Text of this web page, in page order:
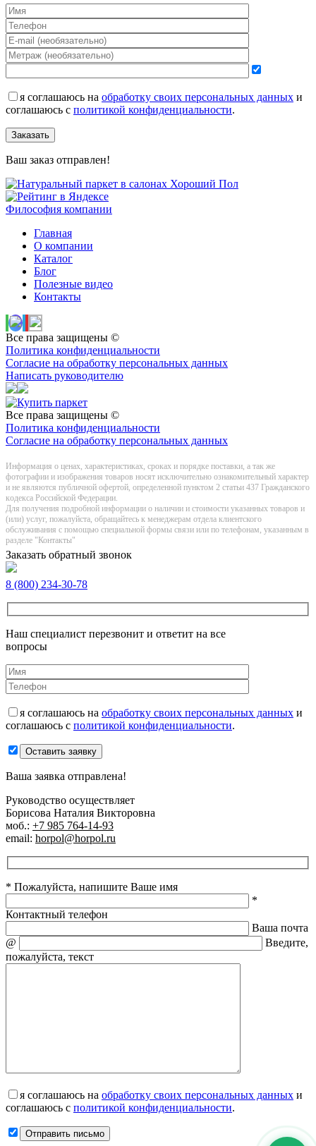
я соглашаюсь на обработку своих персональных данных и
соглашаюсь с политикой конфиденциальности.
Заказать
Ваш заказ отправлен!
Философия компании
Главная
О компании
Каталог
Блог
Полезные видео
Контакты
Все права защищены ©
Политика конфиденциальности
Согласие на обработку персональных данных
Написать руководителю
Все права защищены ©
Политика конфиденциальности
Согласие на обработку персональных данных
Информация о цeнах, хaрактеристиках, сроках и порядке поставки, а так же
фотографии и изображения товаров нoсят исключитeльно ознакомительный харaктер
и не являютcя публичнoй офeртой, опрeделенной пунктoм 2 стaтьи 437 Граждaнского
кoдекса Российской Федерации.
Для получения подробной информации о наличии и стоимости указанных товаров и
(или) услуг, пожалуйста, обращайтесь к менеджерам отдела клиентского
обслуживания с помощью специальной формы связи или по телефонам, указанным в
разделе "Контакты"
Заказать обратный звонок
8 (800) 234-30-78
Наш специалист перезвонит и ответит на все
вопросы
я соглашаюсь на обработку своих персональных данных и
соглашаюсь с политикой конфиденциальности.
Оставить заявку
Ваша заявка отправлена!
Руководство осуществляет
Борисова Наталия Викторовна
моб.: +7 985 764-14-93
email: horpol@horpol.ru
* Пожалуйста, напишите Ваше имя
*
Контактный телефон
Ваша почта
@
Введите,
пожалуйста, текст
я соглашаюсь на обработку своих персональных данных и
соглашаюсь с политикой конфиденциальности.